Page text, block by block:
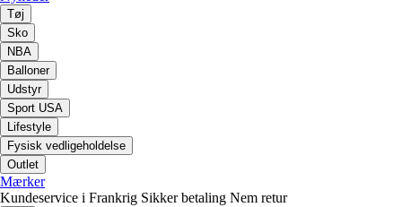
Tøj
Sko
NBA
Balloner
Udstyr
Sport USA
Lifestyle
Fysisk vedligeholdelse
Outlet
Mærker
Kundeservice i Frankrig Sikker betaling Nem retur